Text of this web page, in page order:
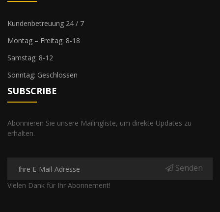
Kundenbetreuung 24 / 7
Montag – Freitag: 8-18
Samstag: 8-12
Sonntag: Geschlossen
SUBSCRIBE
Abonnieren Sie unsere Mailingliste, um direkte Updates zu
erhalten.
Senden
Vielen Dank für Ihr Abonnement!